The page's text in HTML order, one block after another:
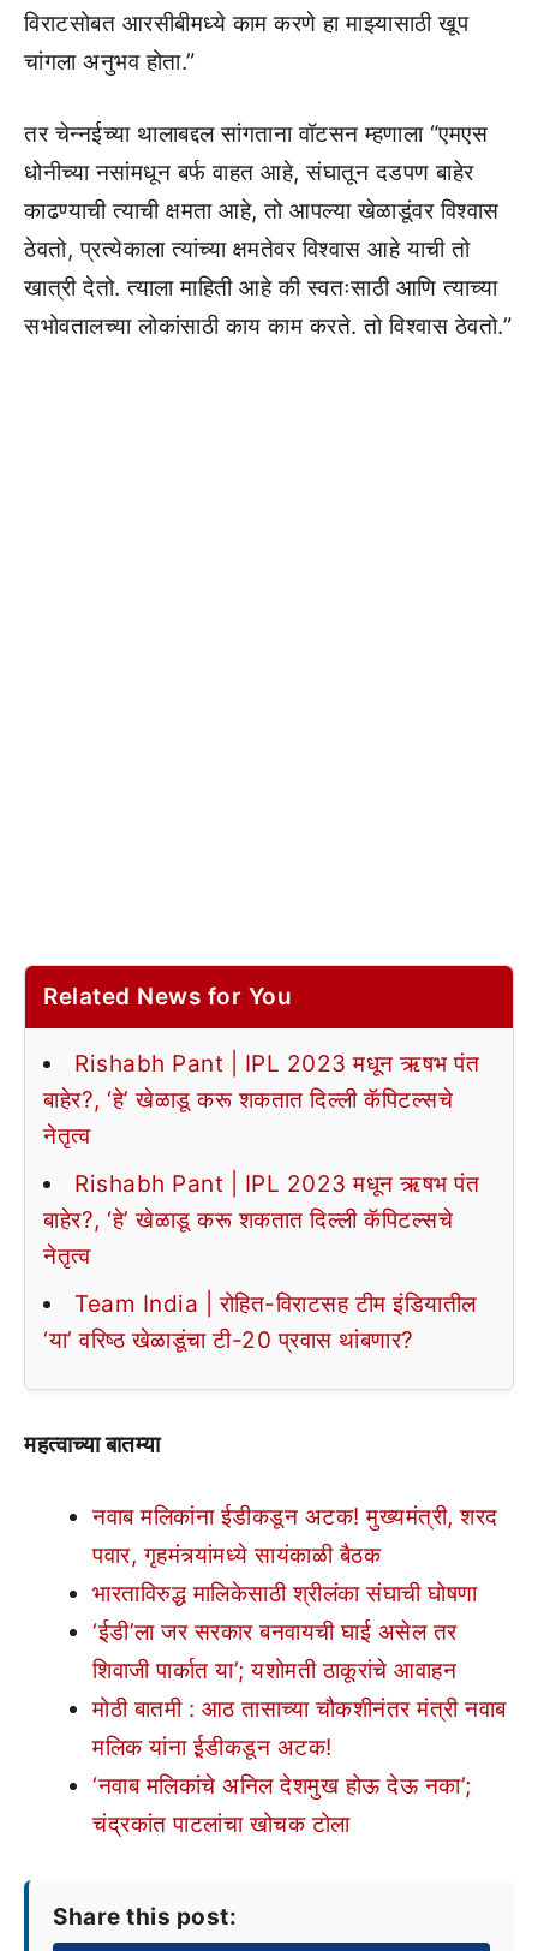
विराटसोबत आरसीबीमध्ये काम करणे हा माझ्यासाठी खूप
चांगला अनुभव होता.”
तर चेन्नईच्या थालाबद्दल सांगताना वॉटसन म्हणाला “एमएस
धोनीच्या नसांमधून बर्फ वाहत आहे, संघातून दडपण बाहेर
काढण्याची त्याची क्षमता आहे, तो आपल्या खेळाडूंवर विश्वास
ठेवतो, प्रत्येकाला त्यांच्या क्षमतेवर विश्वास आहे याची तो
खात्री देतो. त्याला माहिती आहे की स्वतःसाठी आणि त्याच्या
सभोवतालच्या लोकांसाठी काय काम करते. तो विश्वास ठेवतो.”
Related News for You
Rishabh Pant | IPL 2023 मधून ऋषभ पंत
बाहेर?, ‘हे’ खेळाडू करू शकतात दिल्ली कॅपिटल्सचे
नेतृत्व
Rishabh Pant | IPL 2023 मधून ऋषभ पंत
बाहेर?, ‘हे’ खेळाडू करू शकतात दिल्ली कॅपिटल्सचे
नेतृत्व
Team India | रोहित-विराटसह टीम इंडियातील
‘या’ वरिष्ठ खेळाडूंचा टी-20 प्रवास थांबणार?
महत्वाच्या बातम्या
नवाब मलिकांना ईडीकडून अटक! मुख्यमंत्री, शरद
पवार, गृहमंत्र्यांमध्ये सायंकाळी बैठक
भारताविरुद्ध मालिकेसाठी श्रीलंका संघाची घोषणा
‘ईडी’ला जर सरकार बनवायची घाई असेल तर
शिवाजी पार्कात या’; यशोमती ठाकूरांचे आवाहन
मोठी बातमी : आठ तासाच्या चौकशीनंतर मंत्री नवाब
मलिक यांना ई़डीकडून अटक!
‘नवाब मलिकांचे अनिल देशमुख होऊ देऊ नका’;
चंद्रकांत पाटलांचा खोचक टोला
Share this post: